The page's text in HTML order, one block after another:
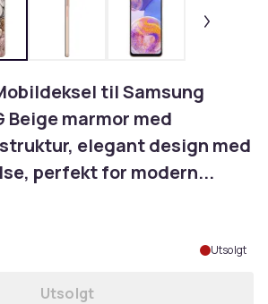
til Samsung
Beige marmor med
elegant design med
perfekt for modern...
Utsolgt
Utsolgt